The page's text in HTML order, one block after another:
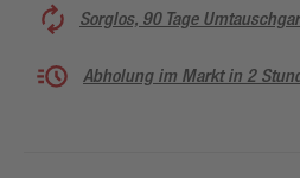
Sorglos, 90 Tage
Abholung im Markt in 2